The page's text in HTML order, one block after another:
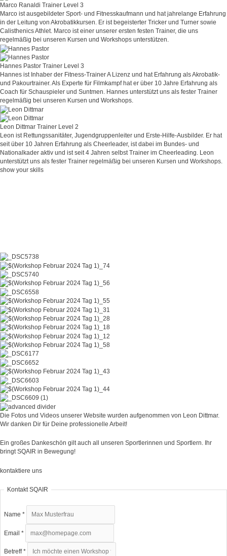
Marco Ranaldi Trainer Level 3
Marco ist ausgebildeter Sport- und Fitnesskaufmann und hat jahrelange Erfahrung
in der Leitung von Akrobatikkursen. Er ist begeisterter Tricker und Turner sowie
Calisthenics Athlet. Marco ist einer unserer ersten festen Trainer, die uns
regelmäßig bei unseren Kursen und Workshops unterstützen.
Hannes Pastor Trainer Level 3
Hannes ist Inhaber der Fitness-Trainer A Lizenz und hat Erfahrung als Akrobatik-
und Pakourtrainer. Als Experte für Filmkampf hat er über 10 Jahre Erfahrung als
Coach für Schauspieler und Suntmen. Hannes unterstützt uns als fester Trainer
regelmäßig bei unseren Kursen und Workshops.
Leon Dittmar Trainer Level 2
Leon ist Rettungssanitäter, Jugendgruppenleiter und Erste-Hilfe-Ausbilder. Er hat
seit über 10 Jahren Erfahrung als Cheerleader, ist dabei im Bundes- und
Nationalkader aktiv und ist seit 4 Jahren selbst Trainer im Cheerleading. Leon
unterstützt uns als fester Trainer regelmäßig bei unseren Kursen und Workshops.
show your skills
Die Fotos und Videos unserer Website wurden aufgenommen von Leon Dittmar.
Wir danken Dir für Deine professionelle Arbeit!
Ein großes Dankeschön gilt auch all unseren Sportlerinnen und Sportlern. Ihr
bringt SQAIR in Bewegung!
kontaktiere uns
Kontakt SQAIR
Name*
Email*
Betreff*